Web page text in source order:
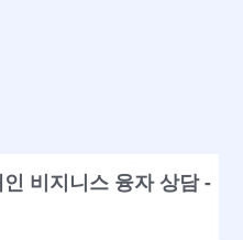
비지니스 융자 상담 -